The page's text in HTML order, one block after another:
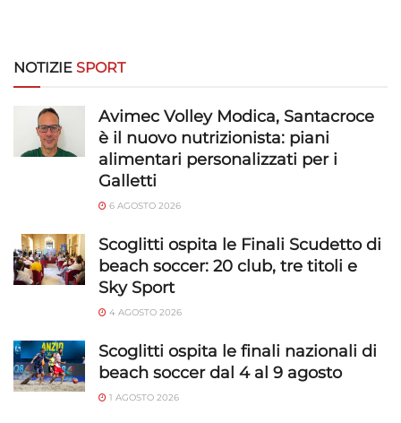
Funzionalità
Abbinare e combinare dati provenienti da altre
fonti di dati, Collegare diversi dispositivi,
Identificare i dispositivi in base alle informazioni
trasmesse automaticamente.
Riconoscere i dispositivi in base a informazioni
richieste attivamente.
Garantire la sicurezza, prevenire e
e presentare pubblicità e contenuto,
Salvare e comunicare le scelte sulla
privacy.
Sempre attivo
NOTIZIE SPORT
Avimec Volley Modica, Santacroce
è il nuovo nutrizionista: piani
alimentari personalizzati per i
Galletti
6 AGOSTO 2026
Scoglitti ospita le Finali Scudetto di
beach soccer: 20 club, tre titoli e
Sky Sport
4 AGOSTO 2026
Scoglitti ospita le finali nazionali di
beach soccer dal 4 al 9 agosto
1 AGOSTO 2026